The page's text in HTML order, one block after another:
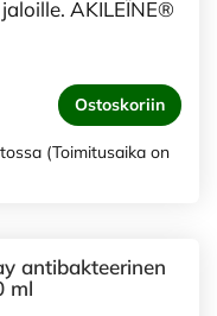
AKILEÏNE®
Ostoskoriin
(Toimitusaika on
antibakteerinen
ml